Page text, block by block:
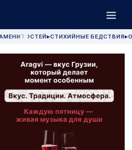
▶СТИХИЙНЫЕ БЕДСТВИЯ▶